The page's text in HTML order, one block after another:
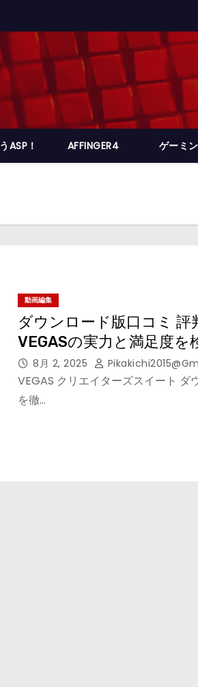
ASP！ AFFINGER4 ゲーミ
動画編集
ダウンロード版口コミ 評
VEGASの実力と満足度を
8月 2, 2025
VEGAS クリエイターズスイート ダ
を徹…